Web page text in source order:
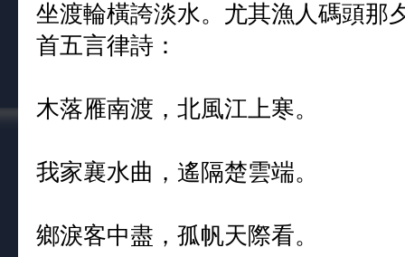
坐渡輪橫誇淡水。尤其漁人碼頭那
首五言律詩：
木落雁南渡，北風江上寒。
我家襄水曲，遙隔楚雲端。
鄉淚客中盡，孤帆天際看。